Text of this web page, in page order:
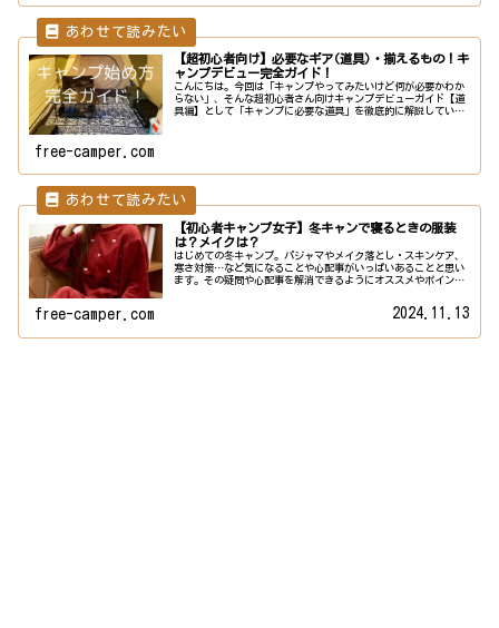
【超初心者向け】必要なギア(道具)・揃えるもの！キ
ャンプデビュー完全ガイド！
こんにちは。今回は「キャンプやってみたいけど何が必要かわか
らない」、そんな超初心者さん向けキャンプデビューガイド【道
具編】として「キャンプに必要な道具」を徹底的に解説していき
free-camper.com
【初心者キャンプ女子】冬キャンで寝るときの服装
は？メイクは？
はじめての冬キャンプ。パジャマやメイク落とし・スキンケア、
寒さ対策…など気になることや心配事がいっぱいあることと思い
ます。その疑問や心配事を解消できるようにオススメやポイント
free-camper.com 2024.11.13